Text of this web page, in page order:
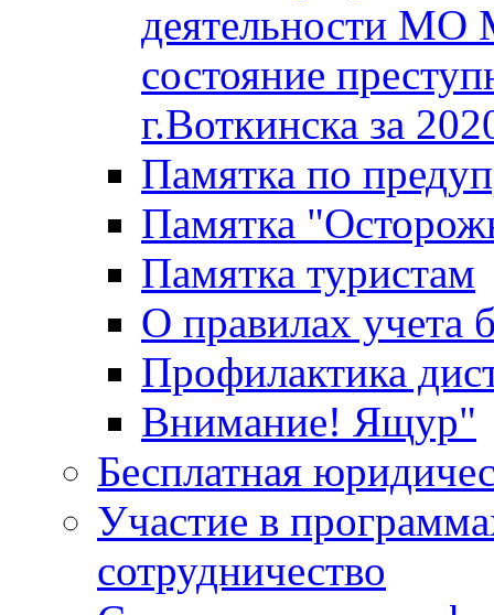
деятельности МО
состояние
г.Воткинска за
Памятка по
Памятка
Памятка туристам
О правилах учета
Профилактика
Внимание! Ящур"
Бесплатная
Участие в
сотрудничество